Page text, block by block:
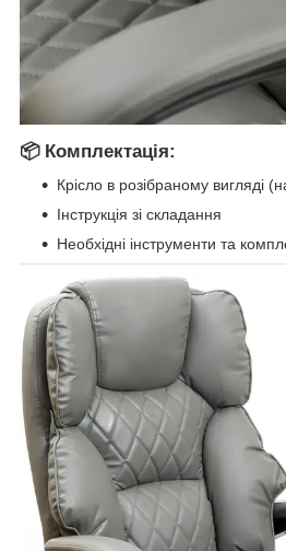
📦 Комплектація:
Крісло в розібраному вигляді
Інструкція зі складання
Необхідні інструменти та